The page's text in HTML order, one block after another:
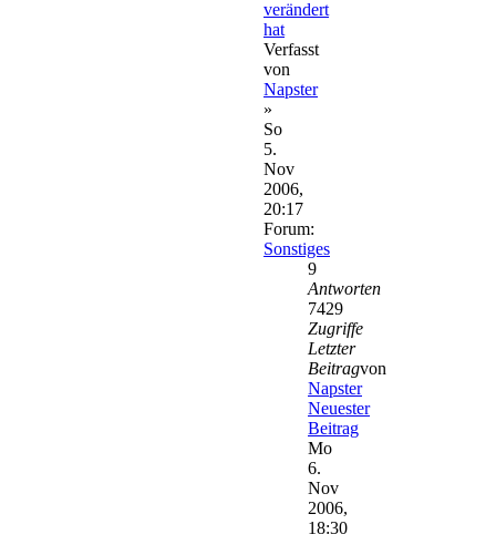
verändert
hat
Verfasst
von
Napster
»
So
5.
Nov
2006,
20:17
Forum:
Sonstiges
9
Antworten
7429
Zugriffe
Letzter
Beitragvon
Napster
Neuester
Beitrag
Mo
6.
Nov
2006,
18:30